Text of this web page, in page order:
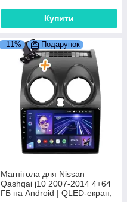
Купити
–11% Подарунок
Магнітола для Nissan
Qashqai j10 2007-2014 4+64
ГБ на Android | QLED-екран,